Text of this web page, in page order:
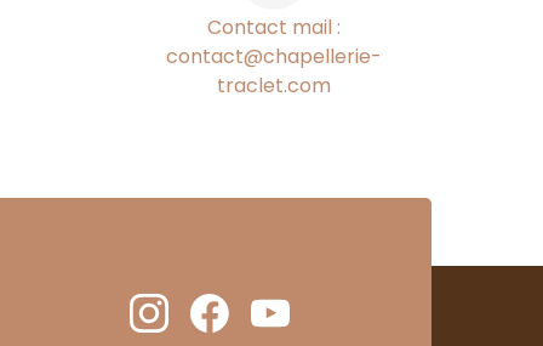
Contact mail :
contact@chapellerie-
traclet.com